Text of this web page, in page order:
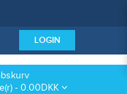
- 0.00DKK